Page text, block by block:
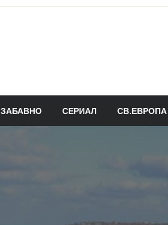
ЗАБАВНО СЕРИАЛ СВ.ЕВРОПА